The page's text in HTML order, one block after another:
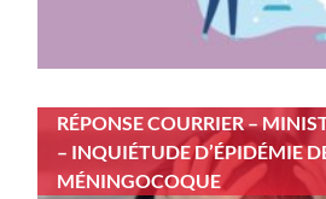
RÉPONSE COURRIER –
– INQUIÉTUDE D’ÉPIDÉMIE
MÉNINGOCOQUE